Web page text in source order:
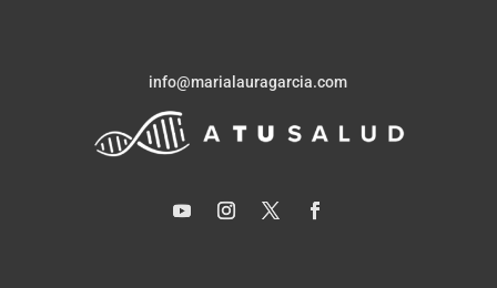
info@marialauragarcia.com